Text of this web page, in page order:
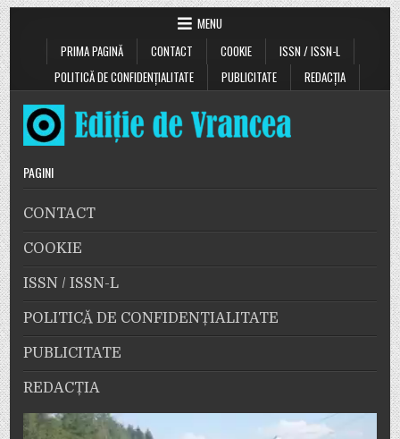
MENU
PRIMA PAGINĂ
CONTACT COOKIE
ISSN / ISSN-L
POLITICĂ DE CONFIDENȚIALITATE
PUBLICITATE REDACȚIA
PAGINI
CONTACT
COOKIE
ISSN / ISSN-L
POLITICĂ DE CONFIDENȚIALITATE
PUBLICITATE
REDACȚIA